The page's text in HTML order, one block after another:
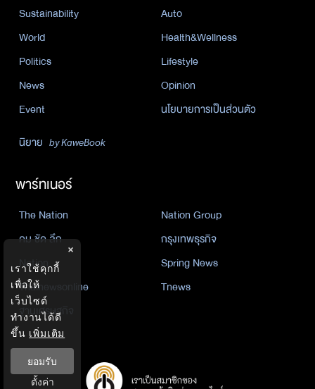
Sustainability
Auto
World
Health&Wellness
Politics
Lifestyle
News
Opinion
Event
นโยบายการเป็นส่วนตัว
นิยาย by KaweBook
พาร์ทเนอร์
The Nation
Nation Group
คม ชัด ลึก
กรุงเทพธุรกิจ
Nation
Spring News
Thainewsonline
Tnews
ฐานเศรษฐกิจ
×
เราใช้คุกกี้
เพื่อให้
เว็บไซต์
ทำงานได้ดี
ขึ้น เพิ่มเติม
ยอมรับ
ตั้งค่า